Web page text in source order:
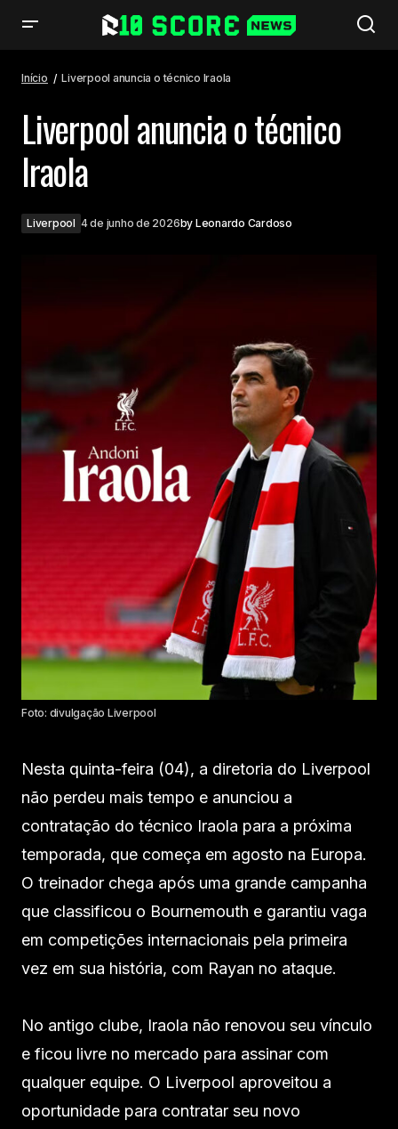
Início Liverpool anuncia o técnico Iraola
Liverpool anuncia o técnico
Iraola
Liverpool 4 de junho de 2026by Leonardo Cardoso
Foto: divulgação Liverpool
Nesta quinta-feira (04), a diretoria do Liverpool
não perdeu mais tempo e anunciou a
contratação do técnico Iraola para a próxima
temporada, que começa em agosto na Europa.
O treinador chega após uma grande campanha
que classificou o Bournemouth e garantiu vaga
em competições internacionais pela primeira
vez em sua história, com Rayan no ataque.
No antigo clube, Iraola não renovou seu vínculo
e ficou livre no mercado para assinar com
qualquer equipe. O Liverpool aproveitou a
oportunidade para contratar seu novo